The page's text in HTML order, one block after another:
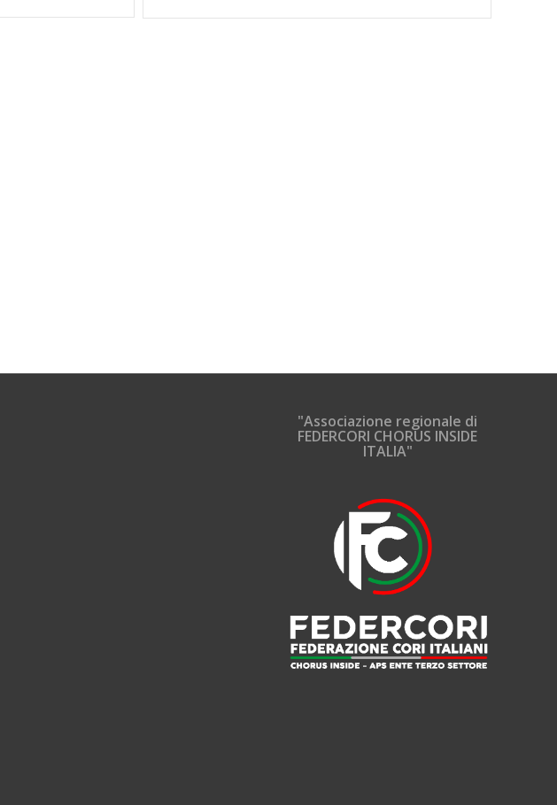
"Associazione regionale di
FEDERCORI CHORUS INSIDE
ITALIA"